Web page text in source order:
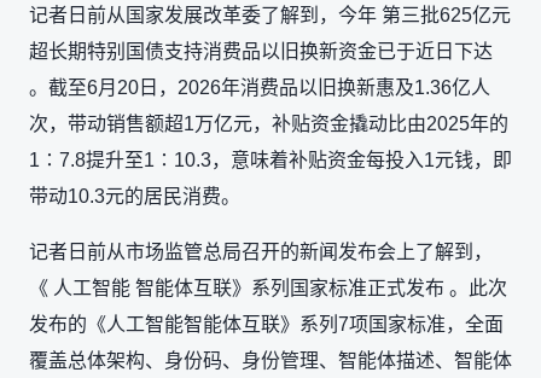
记者日前从国家发展改革委了解到，今年 第三批625亿元
超长期特别国债支持消费品以旧换新资金已于近日下达
。截至6月20日，2026年消费品以旧换新惠及1.36亿人
次，带动销售额超1万亿元，补贴资金撬动比由2025年的
1∶7.8提升至1∶10.3，意味着补贴资金每投入1元钱，即
带动10.3元的居民消费。
记者日前从市场监管总局召开的新闻发布会上了解到，
《 人工智能 智能体互联》系列国家标准正式发布 。此次
发布的《人工智能智能体互联》系列7项国家标准，全面
覆盖总体架构、身份码、身份管理、智能体描述、智能体